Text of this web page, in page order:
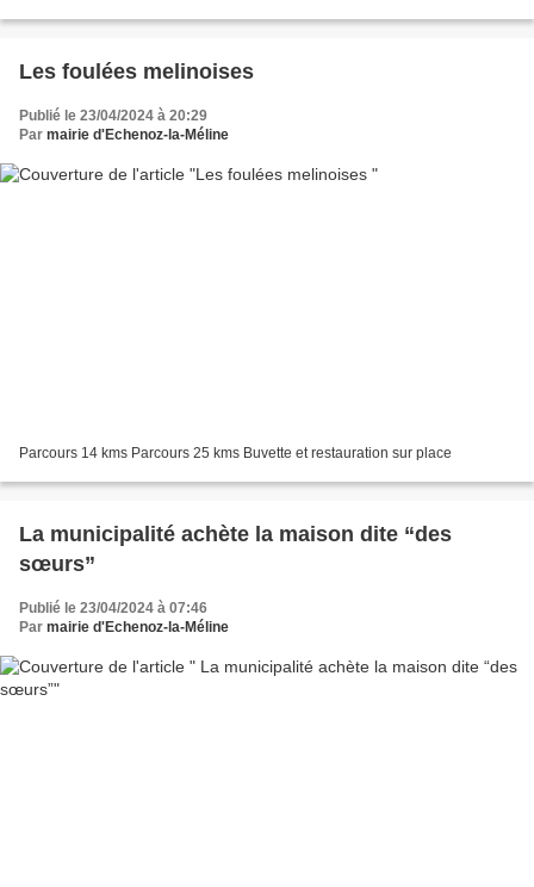
Les foulées melinoises
Publié le 23/04/2024 à 20:29
Par mairie d'Echenoz-la-Méline
Parcours 14 kms Parcours 25 kms Buvette et restauration sur place
La municipalité achète la maison dite “des
sœurs”
Publié le 23/04/2024 à 07:46
Par mairie d'Echenoz-la-Méline